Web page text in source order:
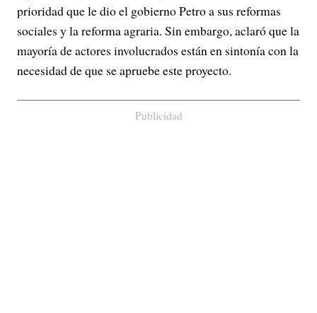
prioridad que le dio el gobierno Petro a sus reformas
sociales y la reforma agraria. Sin embargo, aclaró que la
mayoría de actores involucrados están en sintonía con la
necesidad de que se apruebe este proyecto.
Publicidad